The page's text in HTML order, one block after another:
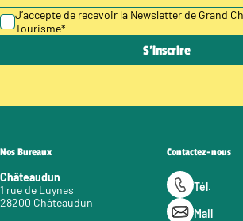
J’accepte de recevoir la Newsletter de Grand
Tourisme*
Nos Bureaux
Châteaudun
1 rue de Luynes
28200 Châteaudun
Contactez-nous
Tél.
Mail